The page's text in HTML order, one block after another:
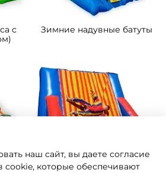
с
Зимние надувные батуты
наш сайт, вы даете согласие
cookie, которые обеспечивают